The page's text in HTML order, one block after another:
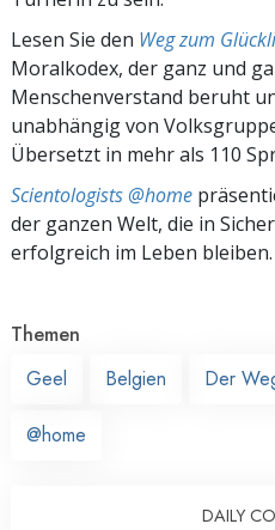
Lesen Sie den Weg zum
Moralkodex, der ganz und
Menschenverstand beruht
unabhängig von
Übersetzt in mehr als 110
Scientologists @home
der ganzen Welt, die in
erfolgreich im Leben bleiben.
Themen
Geel
Belgien Der
@home
DAILY